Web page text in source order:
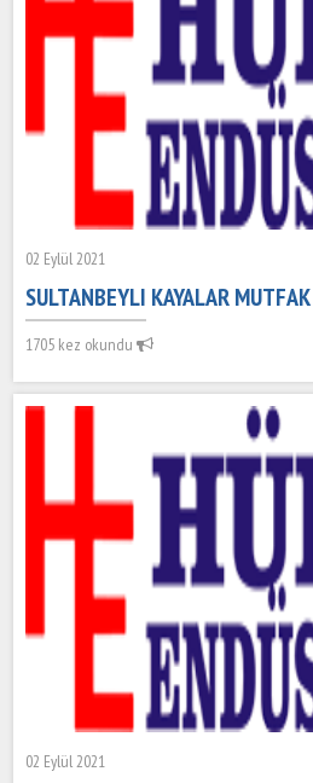
02 Eylül 2021
SULTANBEYLI KAYALAR
1705 kez okundu
02 Eylül 2021